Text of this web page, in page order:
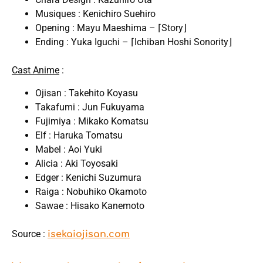
Musiques : Kenichiro Suehiro
Opening : Mayu Maeshima – ⌈Story⌋
Ending : Yuka Iguchi – ⌈Ichiban Hoshi Sonority⌋
Cast Anime :
Ojisan : Takehito Koyasu
Takafumi : Jun Fukuyama
Fujimiya : Mikako Komatsu
Elf : Haruka Tomatsu
Mabel : Aoi Yuki
Alicia : Aki Toyosaki
Edger : Kenichi Suzumura
Raiga : Nobuhiko Okamoto
Sawae : Hisako Kanemoto
Source : isekaiojisan.com